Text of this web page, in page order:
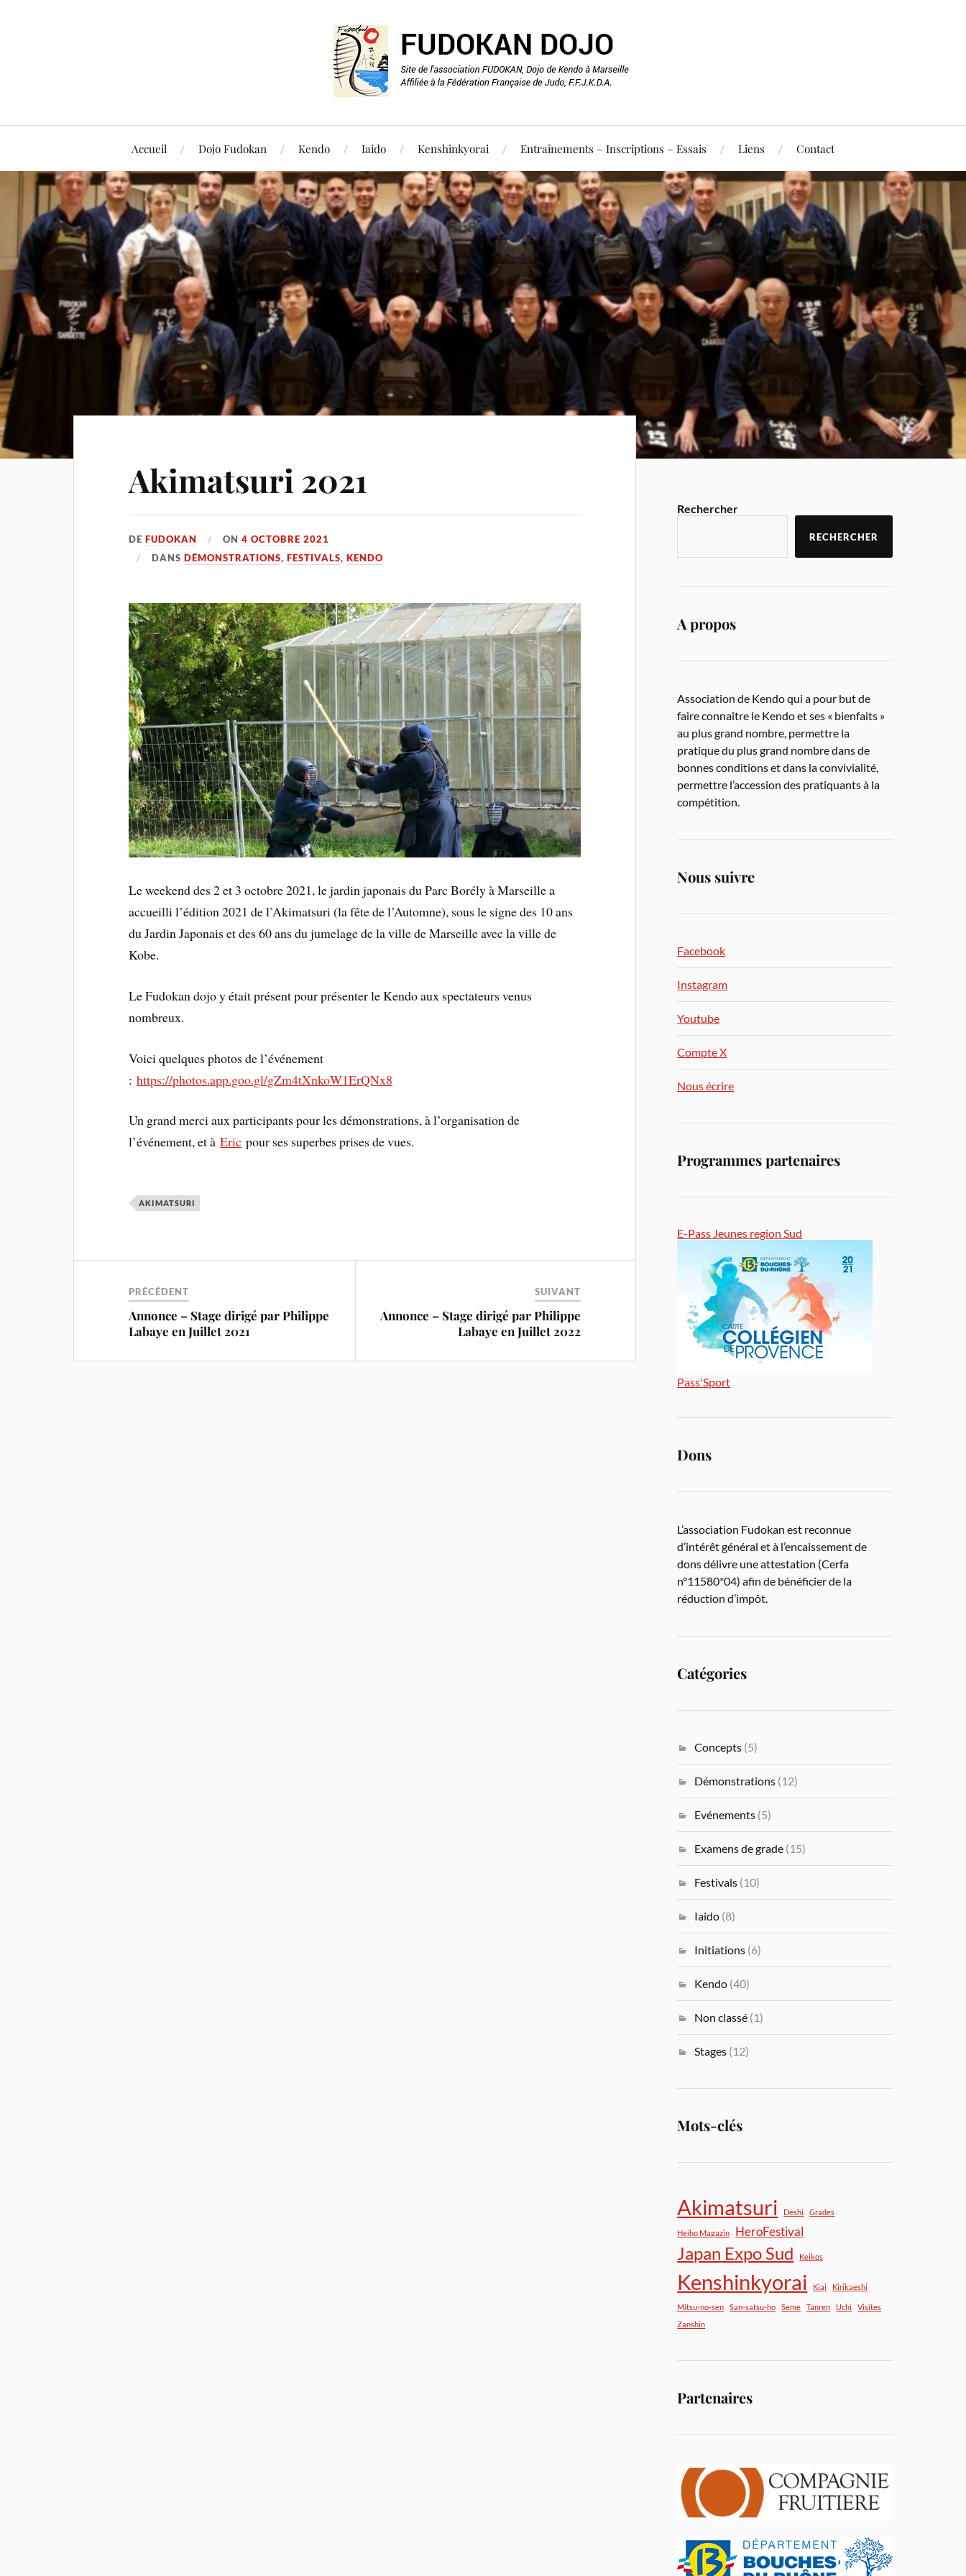
Accueil Dojo Fudokan Kendo Iaido Kenshinkyorai Entraînements – Inscriptions – Essais Liens Contact
Akimatsuri 2021
DEFUDOKAN ON4 OCTOBRE 2021
DANSDÉMONSTRATIONS,FESTIVALS,KENDO
Le weekend des 2 et 3 octobre 2021, le jardin japonais du Parc Borély à Marseille a
accueilli l’édition 2021 de l’Akimatsuri (la fête de l’Automne), sous le signe des 10 ans
du Jardin Japonais et des 60 ans du jumelage de la ville de Marseille avec la ville de
Kobe.
Le Fudokan dojo y était présent pour présenter le Kendo aux spectateurs venus
nombreux.
Voici quelques photos de l’événement
:https://photos.app.goo.gl/gZm4tXnkoW1ErQNx8
Un grand merci aux participants pour les démonstrations, à l’organisation de
l’événement, et àEric pour ses superbes prises de vues.
AKIMATSURI
PRÉCÉDENT
Annonce – Stage dirigé par Philippe
Labaye en Juillet 2021
SUIVANT
Annonce – Stage dirigé par Philippe
Labaye en Juillet 2022
Rechercher
RECHERCHER
A propos
Association de Kendo qui a pour but de
faire connaître le Kendo et ses « bienfaits »
au plus grand nombre, permettre la
pratique du plus grand nombre dans de
bonnes conditions et dans la convivialité,
permettre l’accession des pratiquants à la
compétition.
Nous suivre
Facebook
Instagram
Youtube
Compte X
Nous écrire
Programmes partenaires
E-Pass Jeunes region Sud
Pass'Sport
Dons
L’association Fudokan est reconnue
d’intérêt général et à l’encaissement de
dons délivre une attestation (Cerfa
n°11580*04) afin de bénéficier de la
réduction d’impôt.
Catégories
Concepts (5)
Démonstrations (12)
Evénements (5)
Examens de grade (15)
Festivals (10)
Iaido (8)
Initiations (6)
Kendo (40)
Non classé (1)
Stages (12)
Mots-clés
Akimatsuri Deshi Grades
Heiho Magazin HeroFestival
Japan Expo Sud Keikos
Kenshinkyorai Kiai Kirikaeshi
Mitsu-no-sen San-satsu-ho Seme Tanren Uchi
Visites
Zanshin
Partenaires